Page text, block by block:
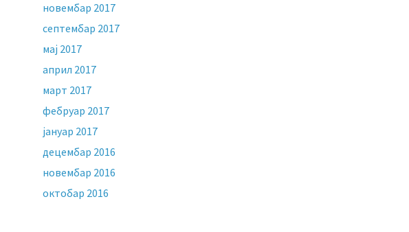
новембар 2017
септембар 2017
мај 2017
април 2017
март 2017
фебруар 2017
јануар 2017
децембар 2016
новембар 2016
октобар 2016